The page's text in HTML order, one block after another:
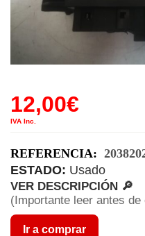
12,00€
IVA Inc.
REFERENCIA:
ESTADO: Usado
VER DESCRIPCIÓN 🔎
(Importante leer antes de
Ir a comprar